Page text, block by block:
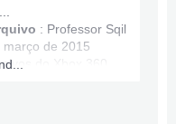
: Professor Sqil
março de 2015
do Xbox 360